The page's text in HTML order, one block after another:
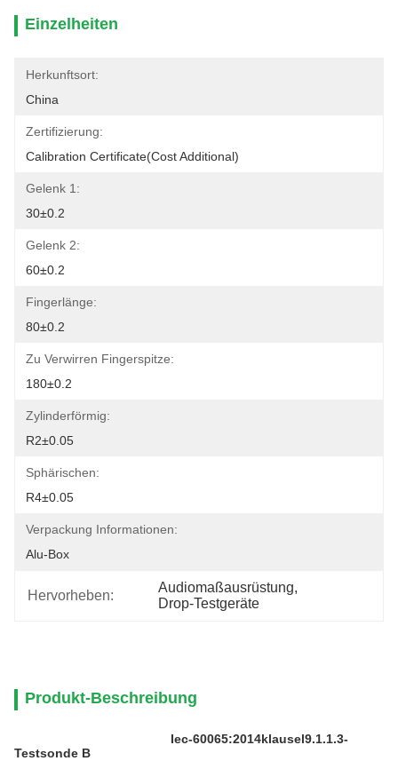
Einzelheiten
Herkunftsort:
China
Zertifizierung:
Calibration Certificate(cost Additional)
Gelenk 1:
30±0.2
Gelenk 2:
60±0.2
Fingerlänge:
80±0.2
Zu Verwirren Fingerspitze:
180±0.2
Zylinderförmig:
R2±0.05
Sphärischen:
R4±0.05
Verpackung Informationen:
Alu-Box
Hervorheben:
Audiomaßausrüstung,
Drop-Testgeräte
Produkt-Beschreibung
Iec-60065:2014klausel9.1.1.3-
Testsonde B